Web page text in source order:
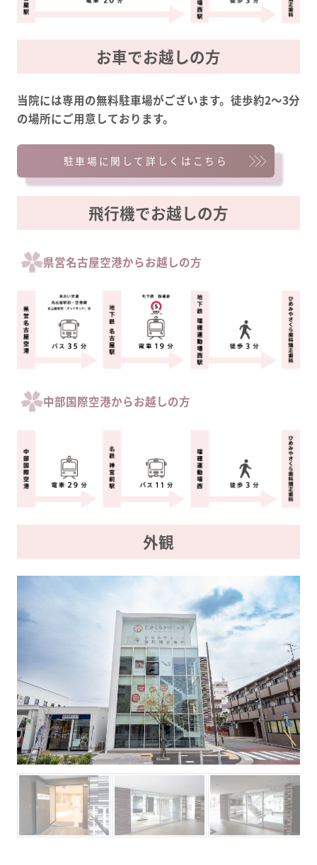
お車でお越しの方
当院には専用の無料駐車場がございます。徒歩約2〜3分
の場所にご用意しております。
駐車場に関して詳しくはこちら
飛行機でお越しの方
県営名古屋空港からお越しの方
中部国際空港からお越しの方
外観